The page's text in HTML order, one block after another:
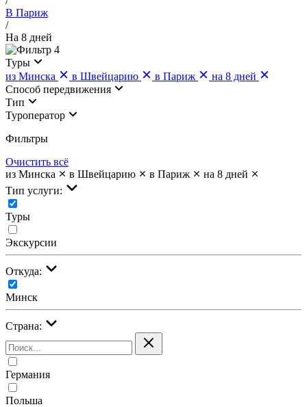
В Париж
/
На 8 дней
4
Туры
из Минска
в Швейцарию в Париж
на 8 дней
Cпособ передвижения
Тип
Туроператор
Фильтры
Очистить всё
из Минска
в Швейцарию в Париж
на 8 дней
Тип услуги:
Туры
Экскурсии
Откуда:
Минск
Страна:
Германия
Польша